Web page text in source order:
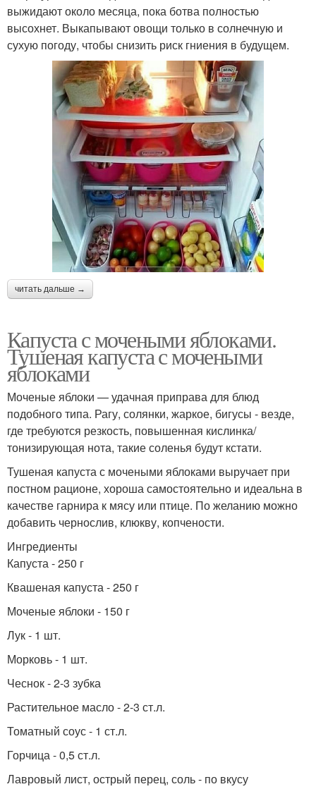
выжидают около месяца, пока ботва полностью
высохнет. Выкапывают овощи только в солнечную и
сухую погоду, чтобы снизить риск гниения в будущем.
читать дальше →
Капуста с мочеными яблоками.
Тушеная капуста с мочеными
яблоками
Моченые яблоки — удачная приправа для блюд
подобного типа. Рагу, солянки, жаркое, бигусы - везде,
где требуются резкость, повышенная кислинка/
тонизирующая нота, такие соленья будут кстати.
Тушеная капуста с мочеными яблоками выручает при
постном рационе, хороша самостоятельно и идеальна в
качестве гарнира к мясу или птице. По желанию можно
добавить чернослив, клюкву, копчености.
Ингредиенты
Капуста - 250 г
Квашеная капуста - 250 г
Моченые яблоки - 150 г
Лук - 1 шт.
Морковь - 1 шт.
Чеснок - 2-3 зубка
Растительное масло - 2-3 ст.л.
Томатный соус - 1 ст.л.
Горчица - 0,5 ст.л.
Лавровый лист, острый перец, соль - по вкусу